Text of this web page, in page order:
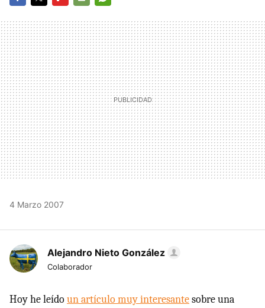
MAIL
4 Marzo 2007
Alejandro Nieto González
Colaborador
Hoy he leídoun artículo muy interesantesobre una